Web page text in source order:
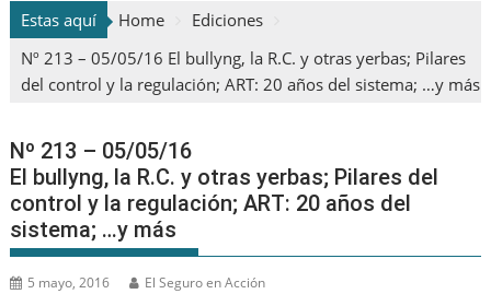
Estas aquí Home
Ediciones
Nº 213 – 05/05/16 El bullyng, la R.C. y otras yerbas; Pilares
del control y la regulación; ART: 20 años del sistema; …y más
Nº 213 – 05/05/16
El bullyng, la R.C. y otras yerbas; Pilares del
control y la regulación; ART: 20 años del
sistema; …y más
5 mayo, 2016 El Seguro en Acción